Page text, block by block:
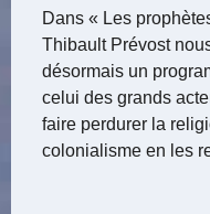
Dans « Les
Thibault Prévost
désormais un
celui des grands
faire perdurer la
colonialisme en les